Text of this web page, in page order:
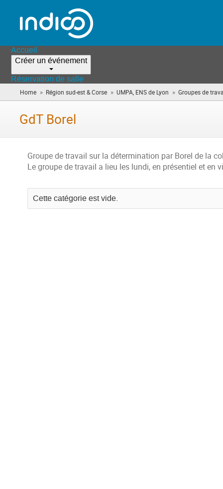
Accueil
Créer un événement
Réservation de salle
Home » Région sud-est & Corse » UMPA, ENS de Lyon » Groupes de
GdT Borel
Groupe de travail sur la détermination par Borel de la
Le groupe de travail a lieu les lundi, en présentiel et en
Cette catégorie est vide.